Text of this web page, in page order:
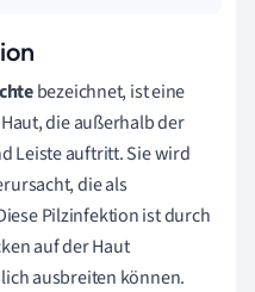
bezeichnet, ist eine
die außerhalb der
Leiste auftritt. Sie wird
die als
Pilzinfektion ist durch
auf der Haut
ausbreiten können.